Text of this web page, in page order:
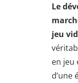
Le
jeu
en jeu
d’une